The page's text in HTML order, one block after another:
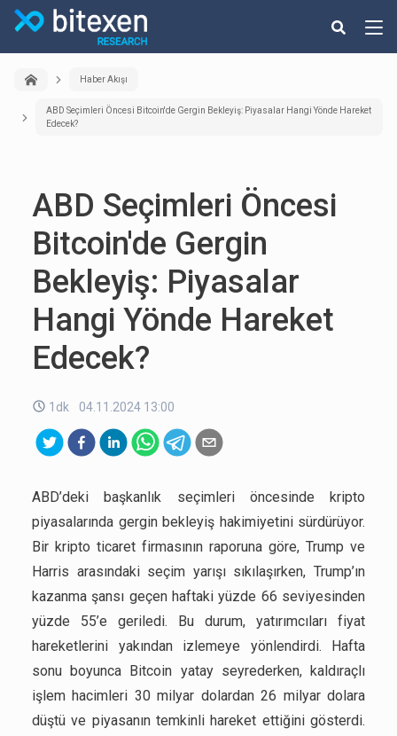
Haber Akışı
ABD Seçimleri Öncesi Bitcoin'de Gergin Bekleyiş: Piyasalar Hangi Yönde Hareket
Edecek?
ABD Seçimleri Öncesi
Bitcoin'de Gergin
Bekleyiş: Piyasalar
Hangi Yönde Hareket
Edecek?
1dk 04.11.2024 13:00
ABD’deki başkanlık seçimleri öncesinde kripto
piyasalarında gergin bekleyiş hakimiyetini sürdürüyor.
Bir kripto ticaret firmasının raporuna göre, Trump ve
Harris arasındaki seçim yarışı sıkılaşırken, Trump’ın
kazanma şansı geçen haftaki yüzde 66 seviyesinden
yüzde 55’e geriledi. Bu durum, yatırımcıları fiyat
hareketlerini yakından izlemeye yönlendirdi. Hafta
sonu boyunca Bitcoin yatay seyrederken, kaldıraçlı
işlem hacimleri 30 milyar dolardan 26 milyar dolara
düştü ve piyasanın temkinli hareket ettiğini gösterdi.